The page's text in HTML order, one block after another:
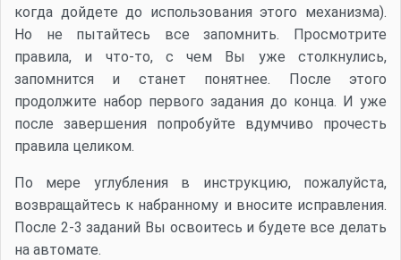
когда дойдете до использования этого механизма).
Но не пытайтесь все запомнить. Просмотрите
правила, и что-то, с чем Вы уже столкнулись,
запомнится и станет понятнее. После этого
продолжите набор первого задания до конца. И уже
после завершения попробуйте вдумчиво прочесть
правила целиком.
По мере углубления в инструкцию, пожалуйста,
возвращайтесь к набранному и вносите исправления.
После 2-3 заданий Вы освоитесь и будете все делать
на автомате.